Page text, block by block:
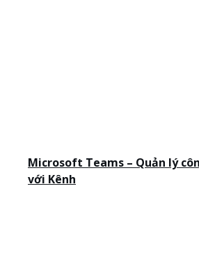
Microsoft Teams – Quản lý
với Kênh